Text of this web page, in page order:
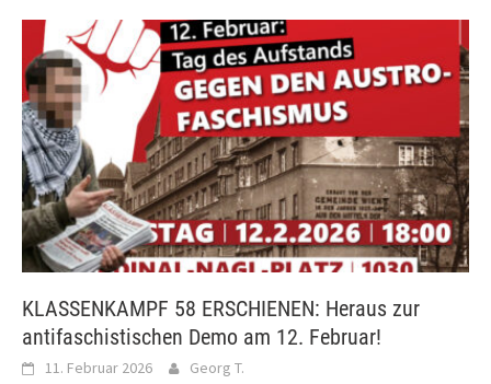
KLASSENKAMPF 58 ERSCHIENEN: Heraus zur
antifaschistischen Demo am 12. Februar!
11. Februar 2026 Georg T.